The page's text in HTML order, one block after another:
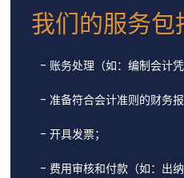
我们的服务包
- 账务处理（如：编制会计凭
- 准备符合会计准则的财务报
- 开具发票；
- 费用审核和付款（如：出纳